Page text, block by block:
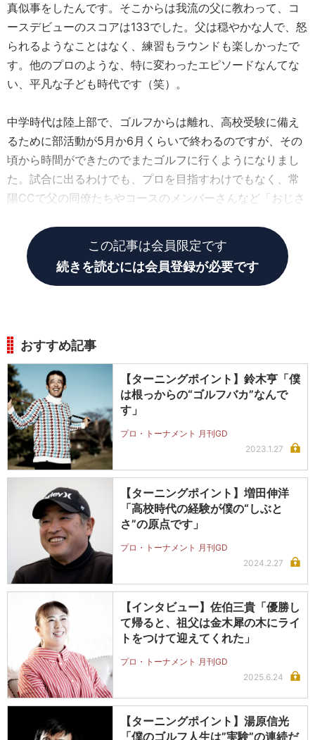
真似事をしたんです。そこからは我流の父に教わって、コ
ースデビューのスコアは133でした。父は穏やかな人で、怒
られるようなことはなく、練習もラウンドも楽しかったで
す。他のプロのような、特に変わったエピソードなんてな
い、平凡な子ども時代です（笑）。
中学時代は陸上部で、ゴルフからは離れ、高校受験に備え
るために部活動が5月か6月くらいで終わるのですが、その
頃から時間ができたのでまたゴルフに行くようになりまし
た。試合に出るわけでも、プロを目指すわけでもなく、常
陽CCで父の同僚たちやコースのメンバーさんなど「おじさ
この記事は会員限定です
続きを読むには会員登録が必要です
おすすめ記事
【ターニングポイント】鈴木亨「僕
は根っからの“ゴルフバカ”なんで
す」
プロ・トーナメント 月刊GD
2023.1.27
【ターニングポイント】増田伸洋
「高校時代の経験が僕の“しぶと
さ”の原点です」
プロ・トーナメント 月刊GD
2024.2.27
【インタビュー】佐伯三貴「優勝し
て帰ると、祖父は金木犀の木にライ
トをつけて迎えてくれた」
プロ・トーナメント 月刊GD
2025.6.24
【ターニングポイント】湯原信光
「僕のゴルフ人生は”実験”の連続だ